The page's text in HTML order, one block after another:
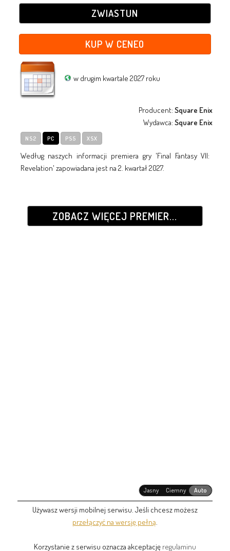
ZWIASTUN
KUP W CENEO
w drugim kwartale 2027 roku
Producent:Square Enix
Wydawca:Square Enix
NS2 PC PS5 XSX
Według naszych informacji premiera gry 'Final Fantasy VII:
Revelation' zapowiadana jest na 2. kwartał 2027.
ZOBACZ WIĘCEJ PREMIER...
Jasny Ciemny Auto
Używasz wersji mobilnej serwisu. Jeśli chcesz możesz
przełączyć na wersję pełną
Korzystanie z serwisu oznacza akceptację regulaminu